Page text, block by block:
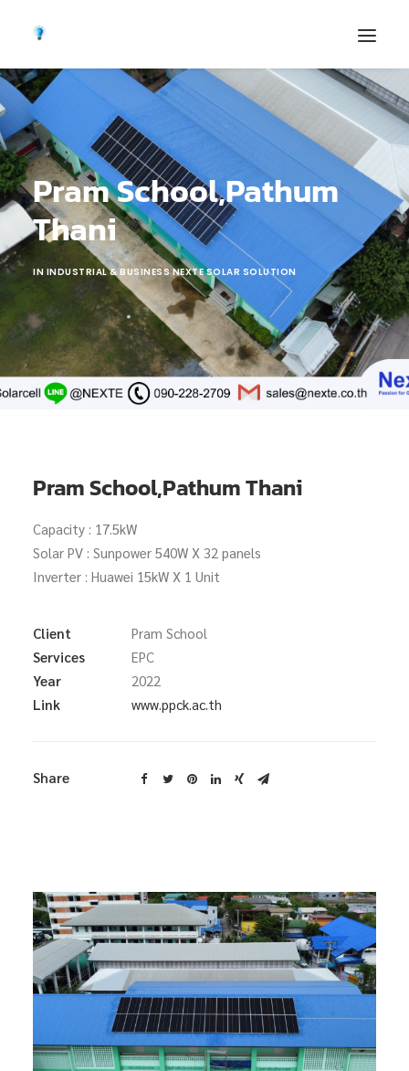
Pram School,Pathum
Thani
IN INDUSTRIAL & BUSINESS NEXTE SOLAR SOLUTION
Pram School,Pathum Thani
Capacity : 17.5kW
Solar PV : Sunpower 540W X 32 panels
Inverter : Huawei 15kW X 1 Unit
Client
Pram School
Services
EPC
Year
2022
Link
www.ppck.ac.th
Share